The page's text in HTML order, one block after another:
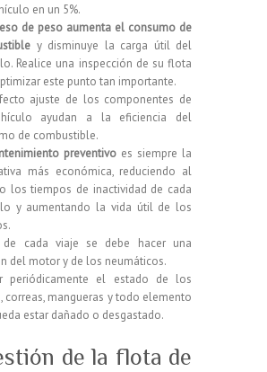
en un 5%.
de peso aumenta el consumo de
y disminuye la carga útil del
Realice una inspección de su flota
este punto tan importante.
ajuste de los componentes de
ayudan a la eficiencia del
de combustible.
preventivo es siempre la
más económica, reduciendo al
los tiempos de inactividad de cada
y aumentando la vida útil de los
de cada viaje se debe hacer una
del motor y de los neumáticos.
periódicamente el estado de los
correas, mangueras y todo elemento
estar dañado o desgastado.
de la flota de